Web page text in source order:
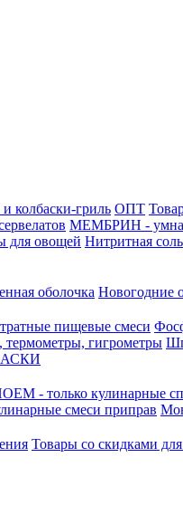
колбаски-гриль ОПТ
МЕМБРИН -
для овощей Нитритная соль
оболочка Новогодние
пищевые смеси
термометры, гигрометры
- только кулинарные
смеси приправ
Товары со скидками